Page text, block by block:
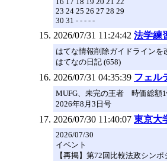
23 24 25 26 27 28 29
30 31 - - - - -
2026/07/31 11:24:42 法学練
はてな情報削除ガイドラインを
はてなの日記 (658)
2026/07/31 04:35:39 フェル
MUFG、未完の王者 時価総額
2026年8月3日号
2026/07/30 11:40:07 東京大
2026/07/30
イベント
【再掲】第72回比較法政シン